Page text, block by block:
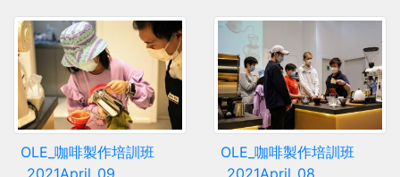
OLE_咖啡製作培訓班
OLE_咖啡製作培訓班